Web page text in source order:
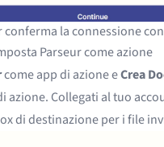
conferma la connessione
Parseur come azione
come app di azione eCrea
azione. Collegati al tuo
di destinazione per i file